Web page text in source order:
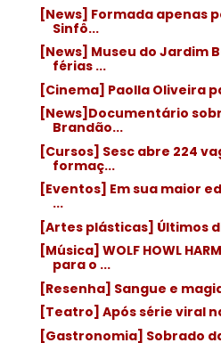
[News] Formada apenas
Sinfô...
[News] Museu do Jardim
férias ...
[Cinema] Paolla Oliveira
[News]Documentário
Brandão...
[Cursos] Sesc abre 224
formaç...
[Eventos] Em sua maior
...
[Artes plásticas] Últimos
[Música] WOLF HOWL
para o ...
[Resenha] Sangue e
[Teatro] Após série viral
[Gastronomia] Sobrado